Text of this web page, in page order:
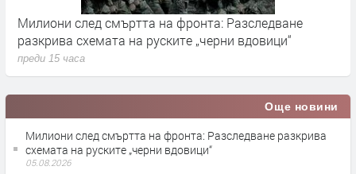
Милиони след смъртта на фронта: Разследване
разкрива схемата на руските „черни вдовици“
преди 15 часа
Още новини
Милиони след смъртта на фронта: Разследване разкрива
схемата на руските „черни вдовици“
05.08.2026